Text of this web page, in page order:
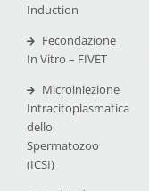
Induction
Fecondazione
In Vitro – FIVET
Microiniezione
Intracitoplasmatica
dello
Spermatozoo
(ICSI)